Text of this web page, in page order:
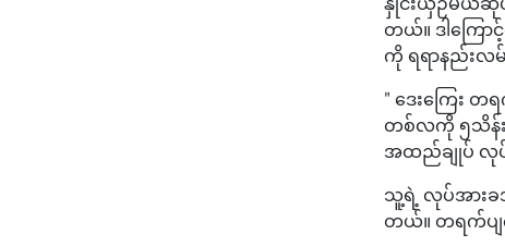
တယ်။ ဒါကြေ
ကို ရရာနည်းလ
" ဒေးကြေး တ
တစ်လကို ၅သိန်း
အထည်ချုပ် လုပ်
သူ့ရဲ့ လုပ်အား
တယ်။ တရက်ပျ